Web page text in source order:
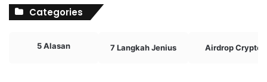
Categories
5 Alasan 7 Langkah Jenius Airdrop Crypto